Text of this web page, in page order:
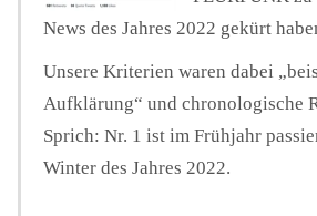
News des Jahres 2022 gekürt
Unsere Kriterien waren dabei
Aufklärung“ und chronologische
Sprich: Nr. 1 ist im Frühjahr
Winter des Jahres 2022.